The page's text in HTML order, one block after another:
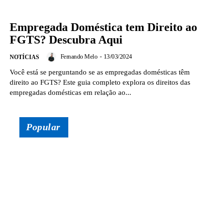
Empregada Doméstica tem Direito ao
FGTS? Descubra Aqui
NOTÍCIAS Fernando Melo - 13/03/2024
Você está se perguntando se as empregadas domésticas têm
direito ao FGTS? Este guia completo explora os direitos das
empregadas domésticas em relação ao...
Popular